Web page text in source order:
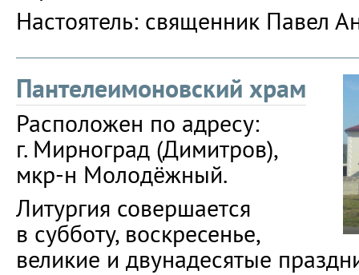
Настоятель: священник Павел
Пантелеимоновский храм
Расположен по адресу:
г. Мирноград (Димитров),
мкр-н Молодёжный.
Литургия совершается
в субботу, воскресенье,
великие и двунадесятые